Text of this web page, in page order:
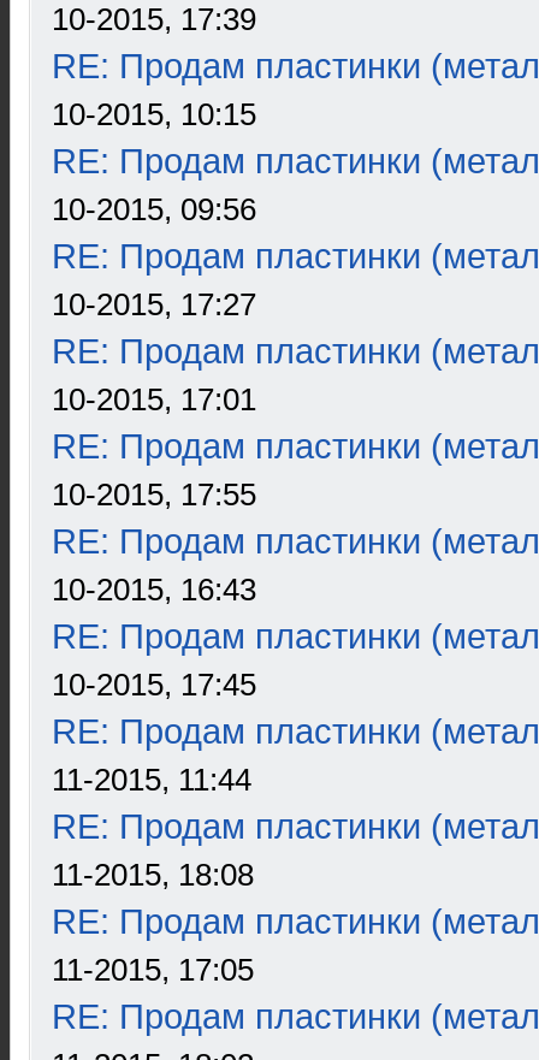
10-2015, 17:39
RE: Продам пластинки
10-2015, 10:15
RE: Продам пластинки
10-2015, 09:56
RE: Продам пластинки
10-2015, 17:27
RE: Продам пластинки
10-2015, 17:01
RE: Продам пластинки
10-2015, 17:55
RE: Продам пластинки
10-2015, 16:43
RE: Продам пластинки
10-2015, 17:45
RE: Продам пластинки
11-2015, 11:44
RE: Продам пластинки
11-2015, 18:08
RE: Продам пластинки
11-2015, 17:05
RE: Продам пластинки